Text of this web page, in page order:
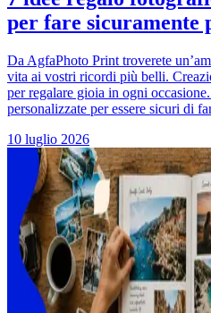
per fare sicuramente
Da AgfaPhoto Print troverete
vita ai vostri ricordi più belli.
per regalare gioia in ogni
personalizzate per essere sicuri di
10 luglio 2026